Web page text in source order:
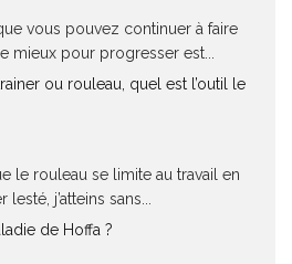
vous pouvez continuer à faire
mieux pour progresser est...
ou rouleau, quel est l’outil le
le rouleau se limite au travail en
j’atteins sans...
de Hoffa ?